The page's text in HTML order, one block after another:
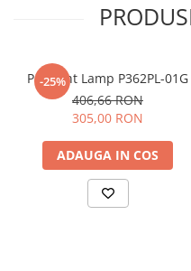
-25%
Pendant Lamp P362PL-01G
406,66 RON
305,00 RON
ADAUGA IN COS